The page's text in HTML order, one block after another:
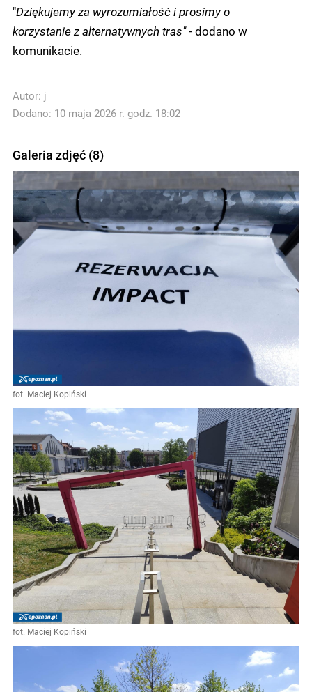
"Dziękujemy za wyrozumiałość i prosimy o
korzystanie z alternatywnych tras"- dodano w
komunikacie.
Autor: j
Dodano: 10 maja 2026 r. godz. 18:02
Galeria zdjęć (8)
fot. Maciej Kopiński
fot. Maciej Kopiński